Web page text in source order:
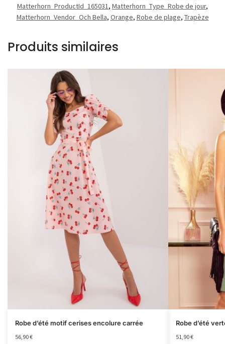
Matterhorn_ProductId_165031, Matterhorn_Type_Robe de jour,
Matterhorn_Vendor_Och Bella, Orange, Robe de plage, Trapèze
Produits similaires
Robe d’été motif cerises encolure carrée
56,90€
Robe d’été
51,90€